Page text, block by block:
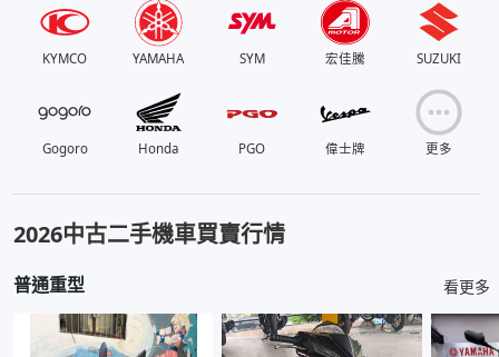
KYMCO YAMAHA SYM 宏佳騰 SUZUKI
Gogoro Honda PGO 偉士牌 更多
2026中古二手機車買賣行情
普通重型 看更多